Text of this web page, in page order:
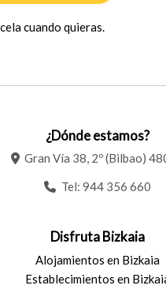
cuando quieras.
¿Dónde estamos?
Gran Vía 38, 2º (Bilbao)
Tel: 944 356 660
Disfruta Bizkaia
Alojamientos en Bizkaia
Establecimientos en